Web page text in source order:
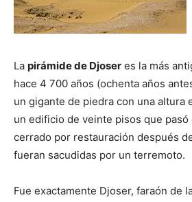
La pirámide de Djoser es la más
hace 4 700 años (ochenta años
un gigante de piedra con una altura
un edificio de veinte pisos que pasó
cerrado por restauración después
fueran sacudidas por un terremoto.
Fue exactamente Djoser, faraón de